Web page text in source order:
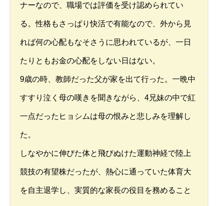
ナーなので、職場では評価を受け認められてい
る。性格もさっぱり快活で有能なので、外から見
れば何の心配もなそさうに思われているが、一日
たりともお金の心配をしない日はない。
9歳の時、教師だった父が家を出て行った。一晩中
すすり泣く母の嘆きを聞きながら、4兄妹の中で紅
一点だったヒョシムは母の恨みと悲しみを理解し
た。
しなやかに伸びた体と飛びぬけた運動神経で陸上
競技の有望株だったが、熱心に通っていた体育大
を自主退学し、実質的な家長の役目を務めること